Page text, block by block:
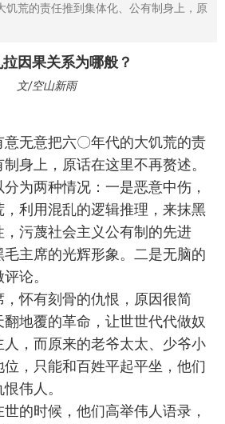
饥荒的责任推到集体化、公有制身上，原
因果关系为哪般？
文/空山新雨
意无意把六〇年代的大饥荒的责
身上，原话在这里不再赘述。
为两种情况：一是恶意中伤，
利用混乱的逻辑推理，来抹黑
污蔑社会主义公有制的先进
主席的光辉形象。二是无脑的
论。
怀有刻骨的仇恨，原因很简
地覆的革命，让世世代代做奴
，而原来的老爷太太、少爷小
，只能和百姓平起平坐，他们
伟人。
的时候，他们高举伟人语录，